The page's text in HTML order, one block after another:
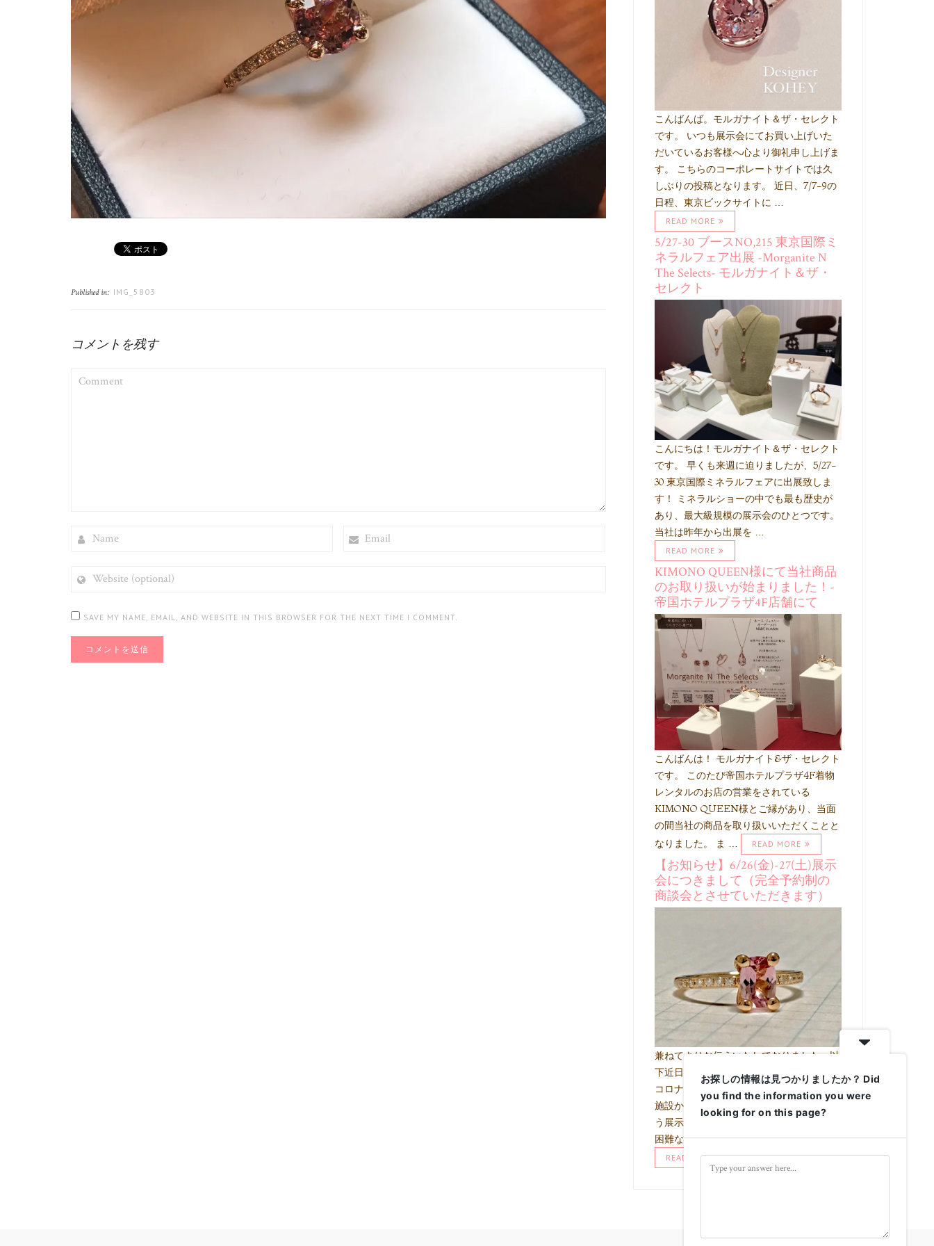
Published in: IMG_5803
コメントを残す
(OPTIONAL)
SAVE MY NAME, EMAIL, AND WEBSITE IN THIS BROWSER FOR THE NEXT TIME I COMMENT.
こんばんば。モルガナイト＆ザ・セレクト
です。 いつも展示会にてお買い上げいた
だいているお客様へ心より御礼申し上げま
す。 こちらのコーポレートサイトでは久
しぶりの投稿となります。 近日、7/7-9の
日程、東京ビックサイトに …
READ MORE
5/27-30 ブースNO,215 東京国際ミ
ネラルフェア出展 -Morganite N
The Selects- モルガナイト＆ザ・
セレクト
こんにちは！モルガナイト＆ザ・セレクト
です。 早くも来週に迫りましたが、5/27-
30 東京国際ミネラルフェアに出展致しま
す！ ミネラルショーの中でも最も歴史が
あり、最大級規模の展示会のひとつです。
当社は昨年から出展を …
READ MORE
KIMONO QUEEN様にて当社商品
のお取り扱いが始まりました！-
帝国ホテルプラザ4F店舗にて
こんばんは！ モルガナイト&ザ・セレクト
です。 このたび帝国ホテルプラザ4F着物
レンタルのお店の営業をされている
KIMONO QUEEN様とご縁があり、当面
の間当社の商品を取り扱いいただくことと
なりました。 ま …
READ MORE
【お知らせ】6/26(金)-27(土)展示
会につきまして（完全予約制の
商談会とさせていただきます）
兼ねてよりお伝えいたしておりました、以
下近日の展示会につきまして 直近の新型
コロナウイルス感染症の状況により、当該
施設からの指示により 積極的な集客を伴
う展示会という形でイベントを行うことが
困難な状況と なり、完全予約性 …
READ MORE
お探しの情報は見つかりましたか？ Did
you find the information you were
looking for on this page?